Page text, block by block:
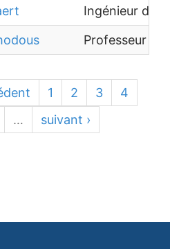
Ingénieur de
Professeur
1 2 3
4
…
suivant ›